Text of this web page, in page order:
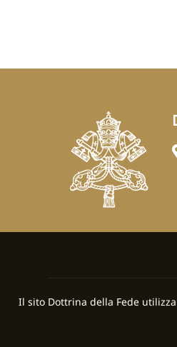
Il sito Dottrina della Fede